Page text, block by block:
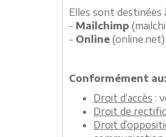
Elles sont destinées
- Mailchimp
- Online
Conformément
Droit d’accès :
Droit de
Droit